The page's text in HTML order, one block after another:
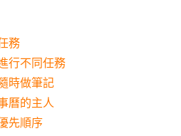
務
行不同任務
時做筆記
曆的主人
先順序